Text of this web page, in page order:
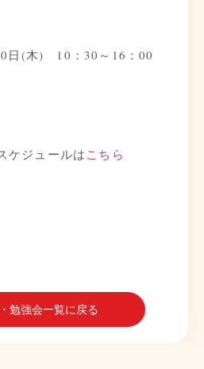
日(木) 10：30～16：00
ケジュールは こちら
勉強会一覧に戻る